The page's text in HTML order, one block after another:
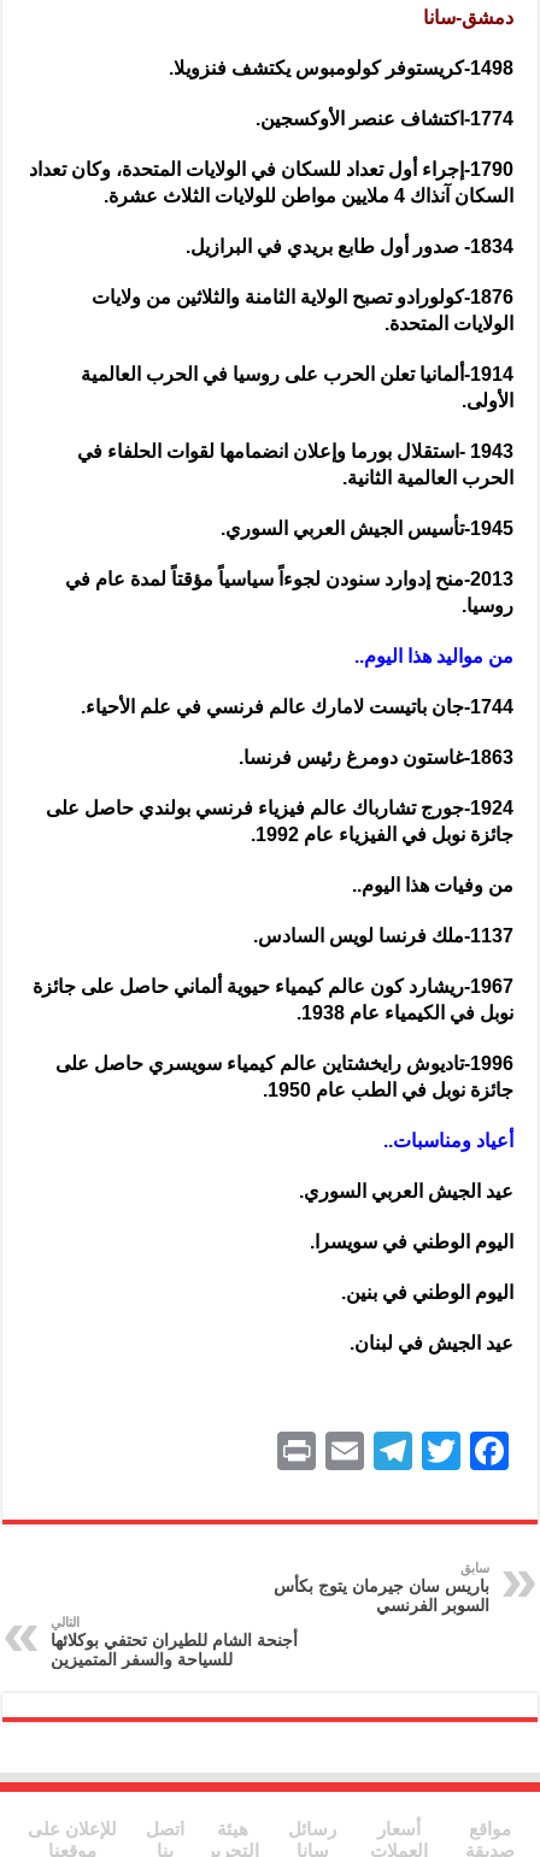
دمشق-سانا
1498-كريستوفر كولومبوس يكتشف فنزويلا.
1774-اكتشاف عنصر الأوكسجين.
1790-إجراء أول تعداد للسكان في الولايات المتحدة، وكان تعداد
السكان آنذاك 4 ملايين مواطن للولايات الثلاث عشرة.
1834- صدور أول طابع بريدي في البرازيل.
1876-كولورادو تصبح الولاية الثامنة والثلاثين من ولايات
الولايات المتحدة.
1914-ألمانيا تعلن الحرب على روسيا في الحرب العالمية
الأولى.
1943 -استقلال بورما وإعلان انضمامها لقوات الحلفاء في
الحرب العالمية الثانية.
1945-تأسيس الجيش العربي السوري.
2013-منح إدوارد سنودن لجوءاً سياسياً مؤقتاً لمدة عام في
روسيا.
من مواليد هذا اليوم..
1744-جان باتيست لامارك عالم فرنسي في علم الأحياء.
1863-غاستون دومرغ رئيس فرنسا.
1924-جورج تشارباك عالم فيزياء فرنسي بولندي حاصل على
جائزة نوبل في الفيزياء عام 1992.
من وفيات هذا اليوم..
1137-ملك فرنسا لويس السادس.
1967-ريشارد كون عالم كيمياء حيوية ألماني حاصل على جائزة
نوبل في الكيمياء عام 1938.
1996-تاديوش رايخشتاين عالم كيمياء سويسري حاصل على
جائزة نوبل في الطب عام 1950.
أعياد ومناسبات..
عيد الجيش العربي السوري.
اليوم الوطني في سويسرا.
اليوم الوطني في بنين.
عيد الجيش في لبنان.
F
c
e
b
k
T
itt
T
e
gr
a
E
ai
nt
سابق
باريس سان جيرمان يتوج بكأس
السوبر الفرنسي
التالي
أجنحة الشام للطيران تحتفي بوكلائها
للسياحة والسفر المتميزين
مواقع
صديقة
أسعار
العملات
رسائل
سانا
هيئة
التحرير
اتصل
بنا
للإعلان على
موقعنا